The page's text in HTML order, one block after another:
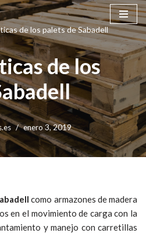
de los palets de Sabadell
de los
enero 3, 2019
como armazones de madera
en el movimiento de carga con la
y manejo con carretillas